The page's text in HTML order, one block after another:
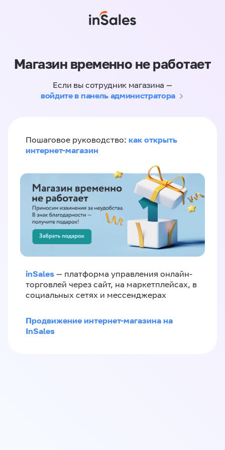
Магазин временно не работает
Если вы сотрудник магазина —
войдите в панель администратора
Пошаговое руководство: как открыть
интернет-магазин
inSales — платформа управления онлайн-
торговлей через сайт, на маркетплейсах, в
социальных сетях и мессенджерах
Продвижение интернет-магазина на
InSales